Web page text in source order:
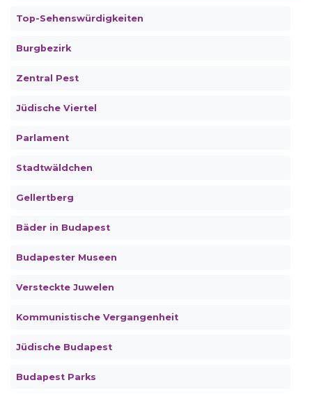
Top-Sehenswürdigkeiten
Burgbezirk
Zentral Pest
Jüdische Viertel
Parlament
Stadtwäldchen
Gellertberg
Bäder in Budapest
Budapester Museen
Versteckte Juwelen
Kommunistische Vergangenheit
Jüdische Budapest
Budapest Parks